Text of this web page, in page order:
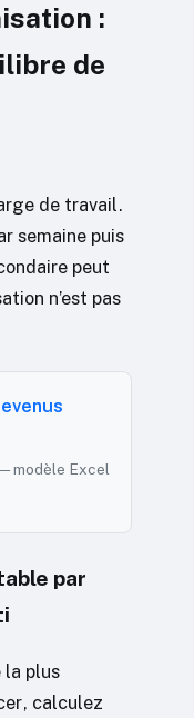
:
de
de travail.
semaine puis
peut
n’est pas
modèle Excel
par
la plus
calculez